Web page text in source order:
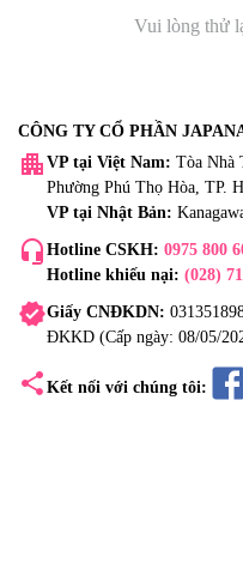
Vui lòng thử
CÔNG TY CỔ PHẦN
apartment VP tại Việt Nam: Tòa Nhà
Phường Phú Thọ Hòa, TP.
VP tại Nhật Bản:
headset_mic Hotline CSKH: 0975 800
Hotline khiếu nại: (028)
verifiedGiấy CNĐKDN:
ĐKKD (Cấp ngày: 08/05/
share Kết nối với chúng tôi: